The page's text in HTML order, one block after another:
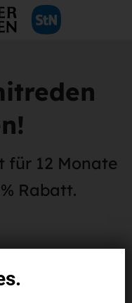
für 12 Monate
Rabatt.